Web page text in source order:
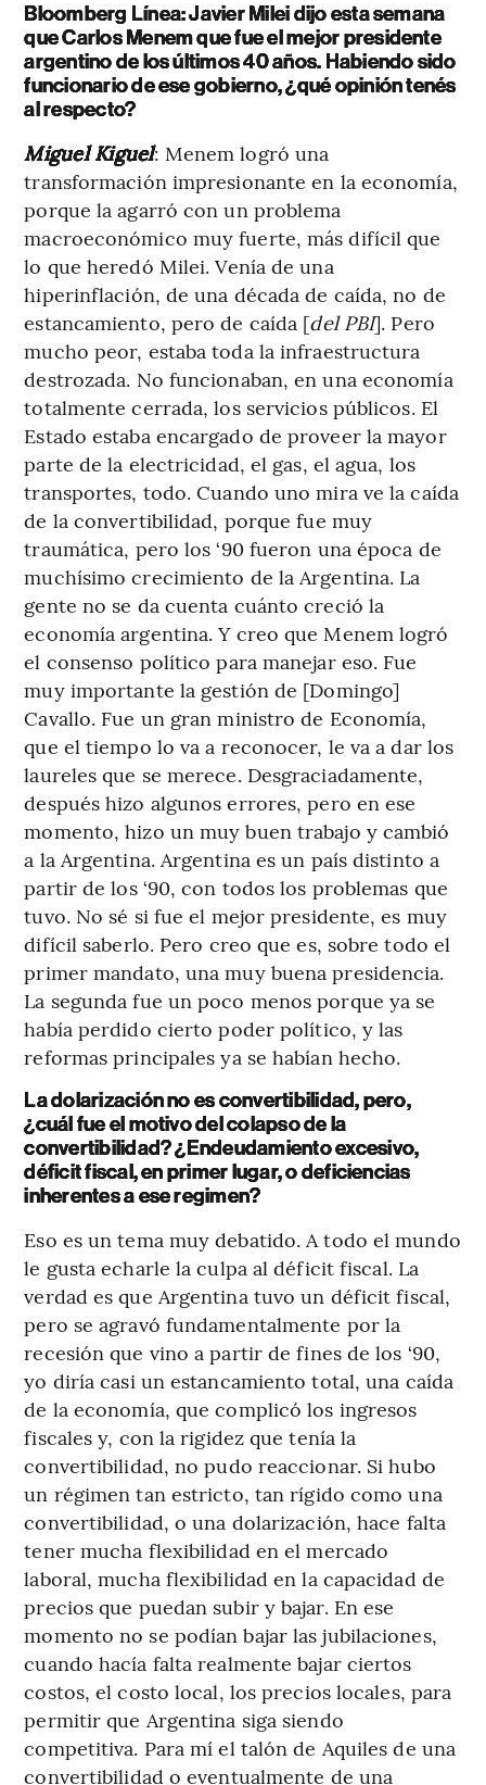
Bloomberg Línea: Javier Milei dijo esta semana
que Carlos Menem que fue el mejor presidente
argentino de los últimos 40 años. Habiendo sido
funcionario de ese gobierno, ¿qué opinión tenés
al respecto?
Miguel Kiguel: Menem logró una
transformación impresionante en la economía,
porque la agarró con un problema
macroeconómico muy fuerte, más difícil que
lo que heredó Milei. Venía de una
hiperinflación, de una década de caída, no de
estancamiento, pero de caída [del PBI]. Pero
mucho peor, estaba toda la infraestructura
destrozada. No funcionaban, en una economía
totalmente cerrada, los servicios públicos. El
Estado estaba encargado de proveer la mayor
parte de la electricidad, el gas, el agua, los
transportes, todo. Cuando uno mira ve la caída
de la convertibilidad, porque fue muy
traumática, pero los ‘90 fueron una época de
muchísimo crecimiento de la Argentina. La
gente no se da cuenta cuánto creció la
economía argentina. Y creo que Menem logró
el consenso político para manejar eso. Fue
muy importante la gestión de [Domingo]
Cavallo. Fue un gran ministro de Economía,
que el tiempo lo va a reconocer, le va a dar los
laureles que se merece. Desgraciadamente,
después hizo algunos errores, pero en ese
momento, hizo un muy buen trabajo y cambió
a la Argentina. Argentina es un país distinto a
partir de los ‘90, con todos los problemas que
tuvo. No sé si fue el mejor presidente, es muy
difícil saberlo. Pero creo que es, sobre todo el
primer mandato, una muy buena presidencia.
La segunda fue un poco menos porque ya se
había perdido cierto poder político, y las
reformas principales ya se habían hecho.
La dolarización no es convertibilidad, pero,
¿cuál fue el motivo del colapso de la
convertibilidad? ¿Endeudamiento excesivo,
déficit fiscal, en primer lugar, o deficiencias
inherentes a ese regimen?
Eso es un tema muy debatido. A todo el mundo
le gusta echarle la culpa al déficit fiscal. La
verdad es que Argentina tuvo un déficit fiscal,
pero se agravó fundamentalmente por la
recesión que vino a partir de fines de los ‘90,
yo diría casi un estancamiento total, una caída
de la economía, que complicó los ingresos
fiscales y, con la rigidez que tenía la
convertibilidad, no pudo reaccionar. Si hubo
un régimen tan estricto, tan rígido como una
convertibilidad, o una dolarización, hace falta
tener mucha flexibilidad en el mercado
laboral, mucha flexibilidad en la capacidad de
precios que puedan subir y bajar. En ese
momento no se podían bajar las jubilaciones,
cuando hacía falta realmente bajar ciertos
costos, el costo local, los precios locales, para
permitir que Argentina siga siendo
competitiva. Para mí el talón de Aquiles de una
convertibilidad o eventualmente de una